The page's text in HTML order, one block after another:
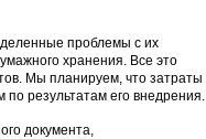
проблемы с их
хранения. Все это
Мы планируем, что затраты
по результатам его внедрения.
документа,